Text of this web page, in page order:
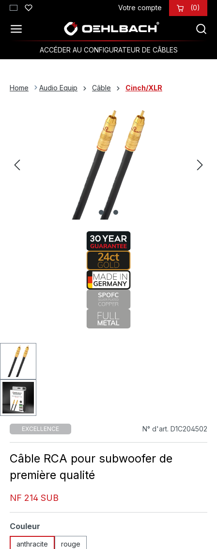
Passer au contenu principal Votre compte (0)
ACCÉDER AU CONFIGURATEUR DE CÂBLES
Home Audio Equip Câble Cinch/XLR
EXCELLENCE N° d'art. D1C204502
Câble RCA pour subwoofer de
première qualité
NF 214 SUB
Sélectionnez
Couleur
anthracite rouge